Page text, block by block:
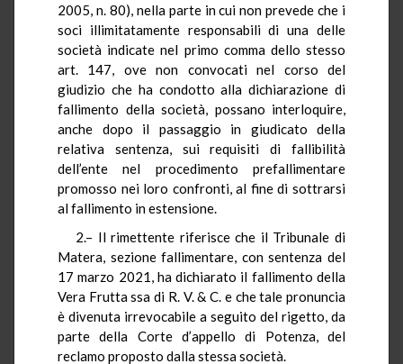
2005, n. 80), nella parte in cui non prevede che i
soci illimitatamente responsabili di una delle
società indicate nel primo comma dello stesso
art. 147, ove non convocati nel corso del
giudizio che ha condotto alla dichiarazione di
fallimento della società, possano interloquire,
anche dopo il passaggio in giudicato della
relativa sentenza, sui requisiti di fallibilità
dell’ente nel procedimento prefallimentare
promosso nei loro confronti, al fine di sottrarsi
al fallimento in estensione.
2.– Il rimettente riferisce che il Tribunale di
Matera, sezione fallimentare, con sentenza del
17 marzo 2021, ha dichiarato il fallimento della
Vera Frutta ssa di R. V. & C. e che tale pronuncia
è divenuta irrevocabile a seguito del rigetto, da
parte della Corte d’appello di Potenza, del
reclamo proposto dalla stessa società.